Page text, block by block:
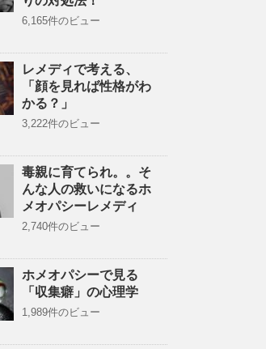
6,165件のビュー
レメディで考える、
「顔を見れば性格がわ
かる？」
3,222件のビュー
毒親に育てられ。。そ
んな人の救いになるホ
メオパシーレメディ
2,740件のビュー
ホメオパシーで見る
「収集癖」の心理学
1,989件のビュー